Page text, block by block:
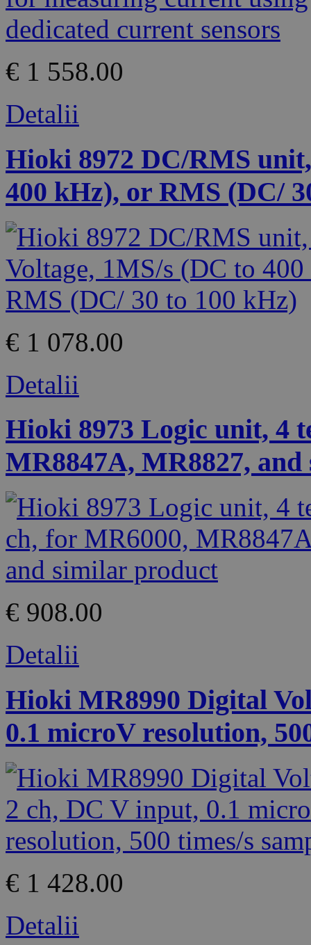
€ 1 558.00
Detalii
Hioki 8972 DC/RMS
400 kHz), or RMS (DC/
€ 1 078.00
Detalii
Hioki 8973 Logic unit, 4
MR8847A, MR8827,
€ 908.00
Detalii
Hioki MR8990 Digital
0.1 microV resolution,
€ 1 428.00
Detalii